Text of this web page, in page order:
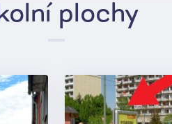
plochy